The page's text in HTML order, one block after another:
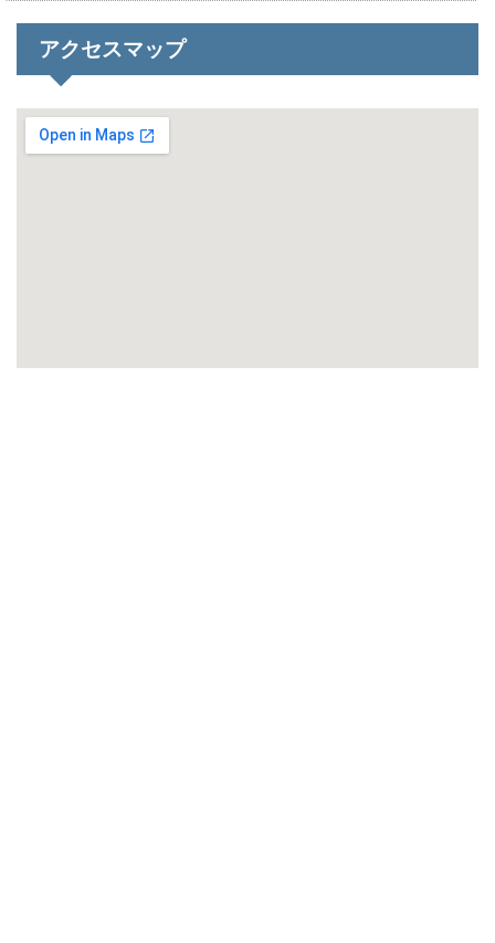
アクセスマップ